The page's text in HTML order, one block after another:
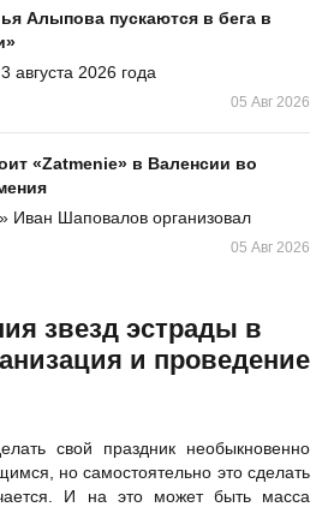
Алыпова пускаются в бега в
августа 2026 года
05 Авг 2026
«Zatmenie» в Валенсии во
Иван Шаповалов организовал
05 Авг 2026
звезд эстрады в
и проведение
свой праздник необыкновенно
но самостоятельно это сделать
И на это может быть масса